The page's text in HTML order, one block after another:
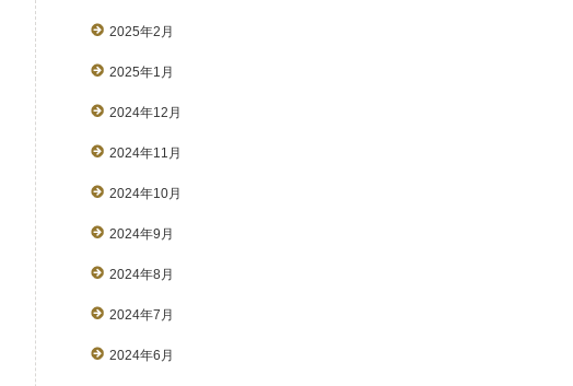
2025年2月
2025年1月
2024年12月
2024年11月
2024年10月
2024年9月
2024年8月
2024年7月
2024年6月